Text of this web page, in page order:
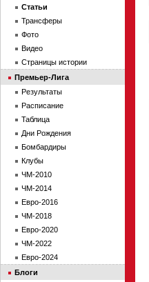
Статьи
Трансферы
Фото
Видео
Страницы истории
Премьер-Лига
Результаты
Расписание
Таблица
Дни Рождения
Бомбардиры
Клубы
ЧМ-2010
ЧМ-2014
Евро-2016
ЧМ-2018
Евро-2020
ЧМ-2022
Евро-2024
Блоги